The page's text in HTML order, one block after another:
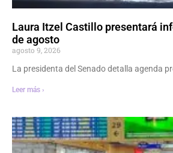
Laura Itzel Castillo presentará
de agosto
agosto 9, 2026
La presidenta del Senado detalla agenda
Leer más ›